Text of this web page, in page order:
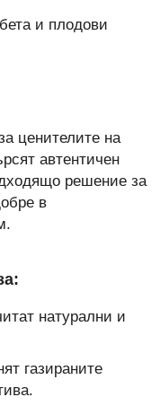
и плодови
ценителите на
автентичен
решение за
в
натурални и
газираните